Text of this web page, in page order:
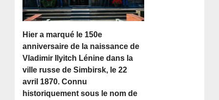
Hier a marqué le 150e
anniversaire de la naissance de
Vladimir Ilyitch Lénine dans la
ville russe de Simbirsk, le 22
avril 1870. Connu
historiquement sous le nom de